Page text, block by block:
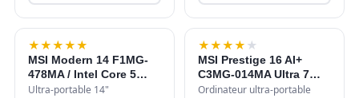
★★★★★
MSI Modern 14 F1MG-
478MA / Intel Core 5
120U / 2x8GB DDR4 /
Ultra-portable 14"
★★★★ ★
MSI Prestige 16 AI+
C3MG-014MA Ultra 7
355/32 Go
Ordinateur ultra-portable